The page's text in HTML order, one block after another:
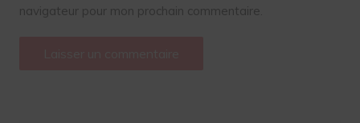
navigateur pour mon prochain commentaire.